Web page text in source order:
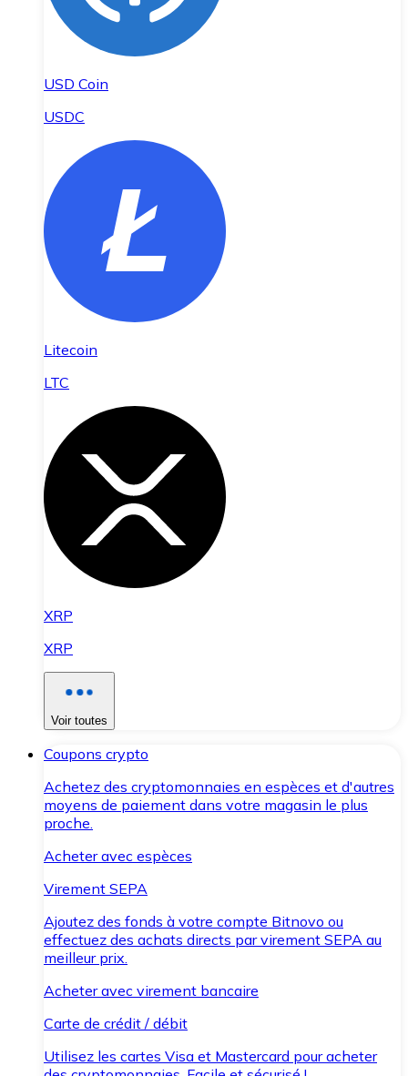
USD Coin
USDC
Litecoin
LTC
XRP
XRP
Voir toutes
Coupons crypto
Achetez des cryptomonnaies en espèces et d'autres
moyens de paiement dans votre magasin le plus
proche.
Acheter avec espèces
Virement SEPA
Ajoutez des fonds à votre compte Bitnovo ou
effectuez des achats directs par virement SEPA au
meilleur prix.
Acheter avec virement bancaire
Carte de crédit / débit
Utilisez les cartes Visa et Mastercard pour acheter